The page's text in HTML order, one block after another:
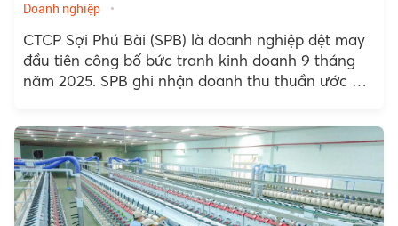
Doanh nghiệp
CTCP Sợi Phú Bài (SPB) là doanh nghiệp dệt may
đầu tiên công bố bức tranh kinh doanh 9 tháng
năm 2025. SPB ghi nhận doanh thu thuần ước đạt